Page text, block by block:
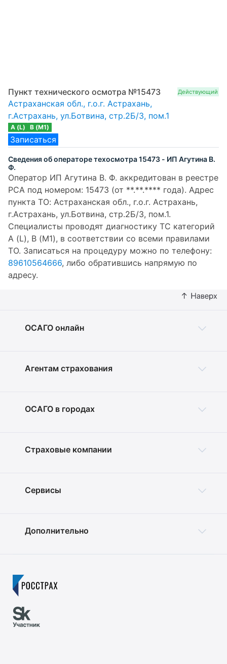
Пункт технического осмотра №15473
Астраханская обл., г.о.г. Астрахань,
г.Астрахань, ул.Ботвина, стр.2Б/3, пом.1
A (L) B (M1)
Записаться
Действующий
Сведения об операторе техосмотра 15473 - ИП Агутина В.
Ф.
Оператор ИП Агутина В. Ф. аккредитован в реестре
РСА под номером: 15473 (от **.**.**** года). Адрес
пункта ТО: Астраханская обл., г.о.г. Астрахань,
г.Астрахань, ул.Ботвина, стр.2Б/3, пом.1.
Специалисты проводят диагностику ТС категорий
A (L), B (M1), в соответствии со всеми правилами
ТО. Записаться на процедуру можно по телефону:
89610564666, либо обратившись напрямую по
адресу.
ОСАГО онлайн
Агентам страхования
ОСАГО в городах
Страховые компании
Сервисы
Дополнительно